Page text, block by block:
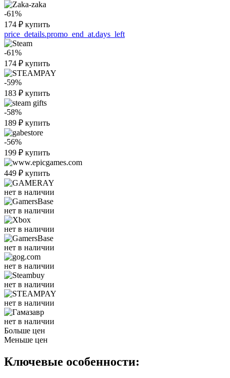
-61%
174 ₽ купить
price_details.promo_end_at.days_left
-61%
174 ₽ купить
-59%
183 ₽ купить
-58%
189 ₽ купить
-56%
199 ₽ купить
449 ₽ купить
нет в наличии
нет в наличии
нет в наличии
нет в наличии
нет в наличии
нет в наличии
нет в наличии
нет в наличии
Больше цен
Меньше цен
Ключевые особенности: